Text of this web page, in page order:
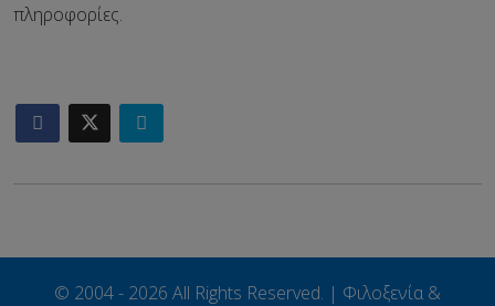
πληροφορίες.
© 2004 - 2026 All Rights Reserved. | Φιλοξενία &